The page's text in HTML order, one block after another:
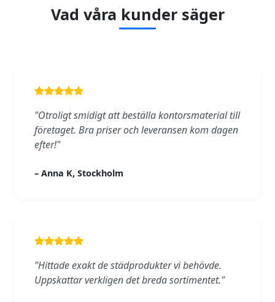
Vad våra kunder säger
"Otroligt smidigt att beställa kontorsmaterial till
företaget. Bra priser och leveransen kom dagen
efter!"
– Anna K, Stockholm
"Hittade exakt de städprodukter vi behövde.
Uppskattar verkligen det breda sortimentet."